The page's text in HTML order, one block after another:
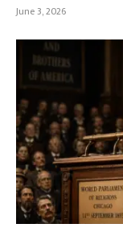
June 3, 2026